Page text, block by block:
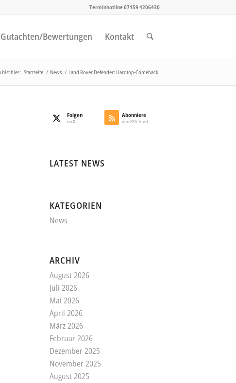
Terminhotline 07159 4206430
Gutachten/Bewertungen Kontakt
bist hier: Startseite / News / Land Rover Defender: Hardtop-Comeback
Folgen
on X
Abonniere
den RSS Feed
LATEST NEWS
KATEGORIEN
News
ARCHIV
August 2026
Juli 2026
Mai 2026
April 2026
März 2026
Februar 2026
Dezember 2025
November 2025
August 2025